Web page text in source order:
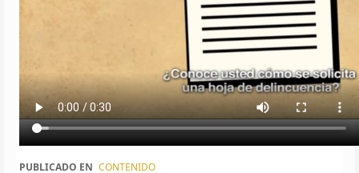
PUBLICADO EN CONTENIDO